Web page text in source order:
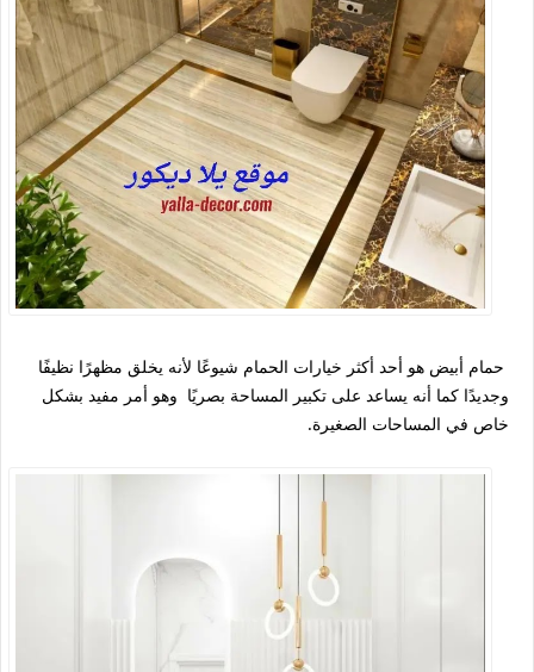
حمام أبيض هو أحد أكثر خيارات الحمام شيوعًا لأنه يخلق مظهرًا نظيفًا
وجديدًا كما أنه يساعد على تكبير المساحة بصريًا وهو أمر مفيد بشكل
خاص في المساحات الصغيرة.